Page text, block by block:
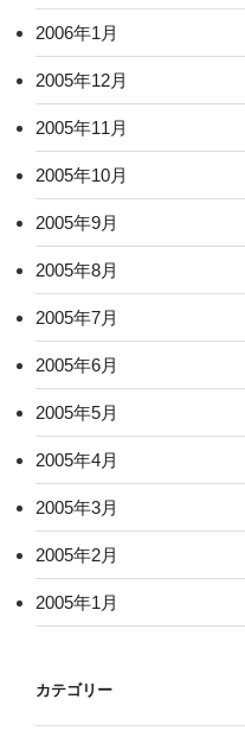
2006年1月
2005年12月
2005年11月
2005年10月
2005年9月
2005年8月
2005年7月
2005年6月
2005年5月
2005年4月
2005年3月
2005年2月
2005年1月
カテゴリー